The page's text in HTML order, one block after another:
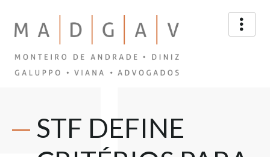
STF DEFINE